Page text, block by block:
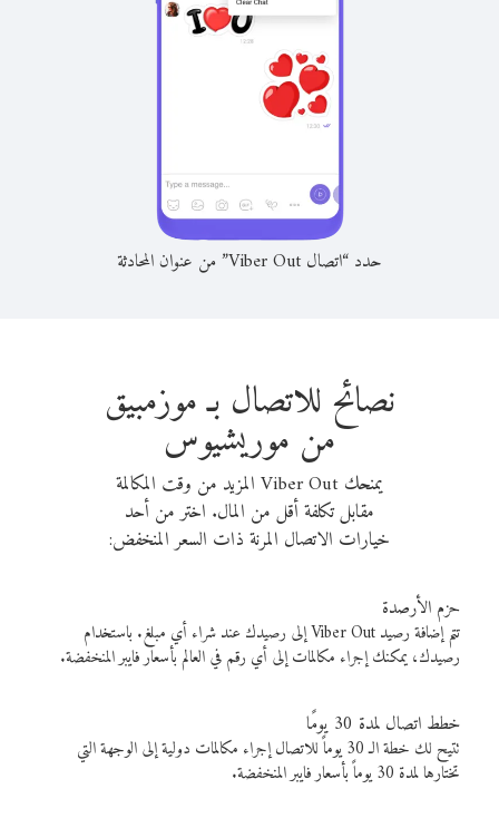
حدد “اتصال Viber Out” من عنوان المحادثة
نصائح للاتصال بـ موزمبيق
من موريشيوس
يمنحك Viber Out المزيد من وقت المكالمة
مقابل تكلفة أقل من المال. اختر من أحد
خيارات الاتصال المرنة ذات السعر المنخفض:
حزم الأرصدة
تتم إضافة رصيد Viber Out إلى رصيدك عند شراء أي مبلغ. باستخدام
رصيدك، يمكنك إجراء مكالمات إلى أي رقم في العالم بأسعار فايبر المنخفضة.
خطط اتصال لمدة 30 يومًا
تتيح لك خطة الـ 30 يوماً للاتصال إجراء مكالمات دولية إلى الوجهة التي
تختارها لمدة 30 يوماً بأسعار فايبر المنخفضة.